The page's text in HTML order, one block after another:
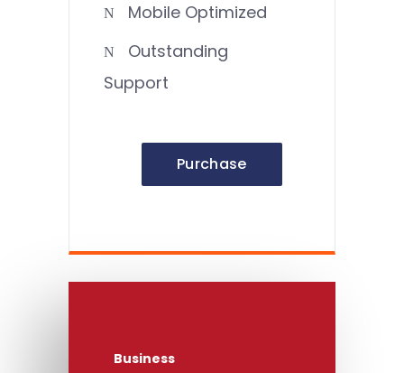
Mobile Optimized
Outstanding
Support
Purchase
Business